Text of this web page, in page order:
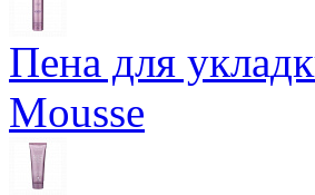
Пена для
Mousse